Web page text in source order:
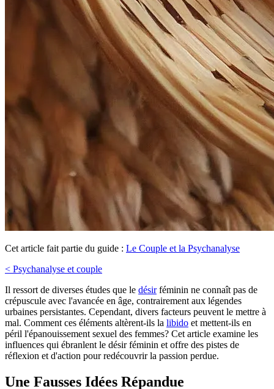
Cet article fait partie du guide : Le Couple et la Psychanalyse
< Psychanalyse et couple
Il ressort de diverses études que le désirféminin ne connaît pas de
crépuscule avec l'avancée en âge, contrairement aux légendes
urbaines persistantes. Cependant, divers facteurs peuvent le mettre à
mal. Comment ces éléments altèrent-ils la libido et mettent-ils en
péril l'épanouissement sexuel des femmes? Cet article examine les
influences qui ébranlent le désir féminin et offre des pistes de
réflexion et d'action pour redécouvrir la passion perdue.
Une Fausses Idées Répandue